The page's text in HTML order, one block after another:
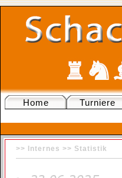
Home Turniere
>> Internes >> Statistik